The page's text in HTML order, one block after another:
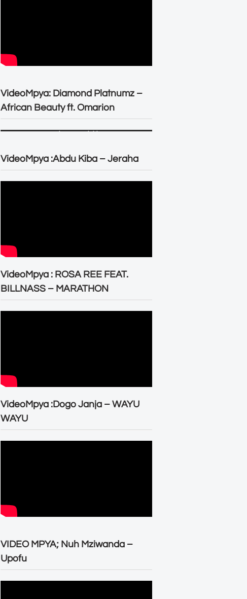
VideoMpya: Diamond Platnumz –
African Beauty ft. Omarion
VideoMpya :Abdu Kiba – Jeraha
VideoMpya : ROSA REE FEAT.
BILLNASS – MARATHON
VideoMpya :Dogo Janja – WAYU
WAYU
VIDEO MPYA; Nuh Mziwanda –
Upofu